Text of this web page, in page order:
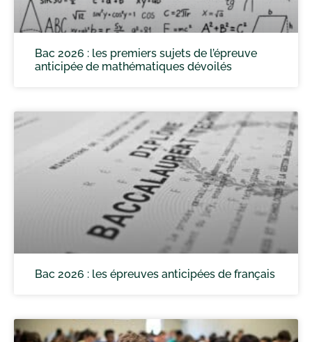
Bac 2026 : les premiers sujets de l’épreuve
anticipée de mathématiques dévoilés
Bac 2026 : les épreuves anticipées de français